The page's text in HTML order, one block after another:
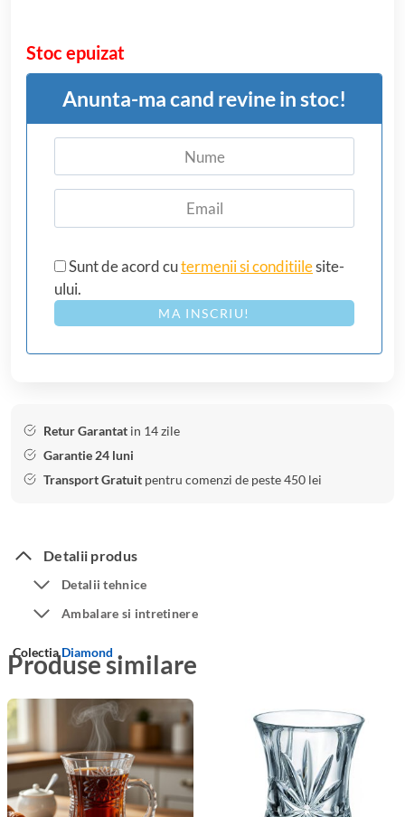
Stoc epuizat
Anunta-ma cand revine in stoc!
Sunt de acord cutermenii si conditiilesite-
ului.
MA INSCRIU!
Retur Garantat in 14 zile
Garantie 24 luni
Transport Gratuit pentru comenzi de peste 450 lei
Detalii produs
Detalii tehnice
Ambalare si intretinere
ColectiaDiamond
Produse similare